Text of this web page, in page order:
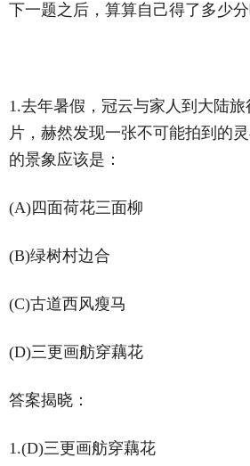
下一题之后，算算自己得了多少分
1.去年暑假，冠云与家人到大陆
片，赫然发现一张不可能拍到的
的景象应该是：
(A)四面荷花三面柳
(B)绿树村边合
(C)古道西风瘦马
(D)三更画舫穿藕花
答案揭晓：
1.(D)三更画舫穿藕花